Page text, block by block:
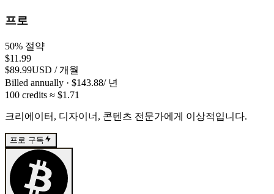
프로
50% 절약
$11.99
$89.99USD /개월
Billed annually · $143.88/ 년
100 credits ≈ $1.71
크리에이터, 디자이너, 콘텐츠 전문가에게 이상적입니다.
프로 구독